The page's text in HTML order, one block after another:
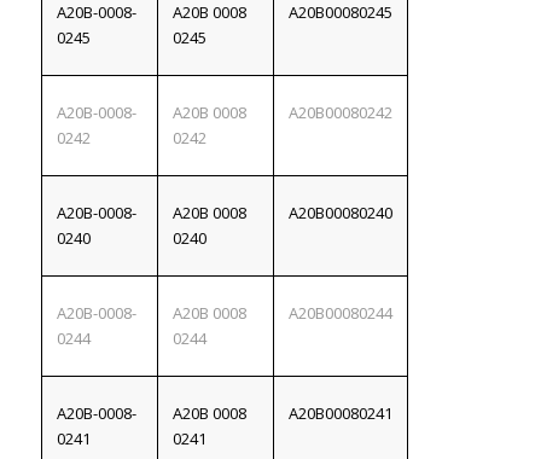
A20B-0008-
0245
A20B 0008
0245
A20B00080245
A20B-0008-
0242
A20B 0008
0242
A20B00080242
A20B-0008-
0240
A20B 0008
0240
A20B00080240
A20B-0008-
0244
A20B 0008
0244
A20B00080244
A20B-0008-
0241
A20B 0008
0241
A20B00080241